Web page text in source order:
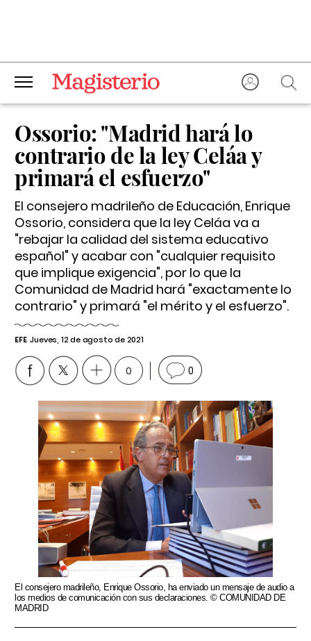
Ossorio: "Madrid hará lo
contrario de la ley Celáa y
primará el esfuerzo"
El consejero madrileño de Educación, Enrique
Ossorio, considera que la ley Celáa va a
"rebajar la calidad del sistema educativo
español" y acabar con "cualquier requisito
que implique exigencia", por lo que la
Comunidad de Madrid hará "exactamente lo
contrario" y primará "el mérito y el esfuerzo".
EFE Jueves, 12 de agosto de 2021
0 0
El consejero madrileño, Enrique Ossorio, ha enviado un mensaje de audio a
los medios de comunicación con sus declaraciones. © COMUNIDAD DE
MADRID